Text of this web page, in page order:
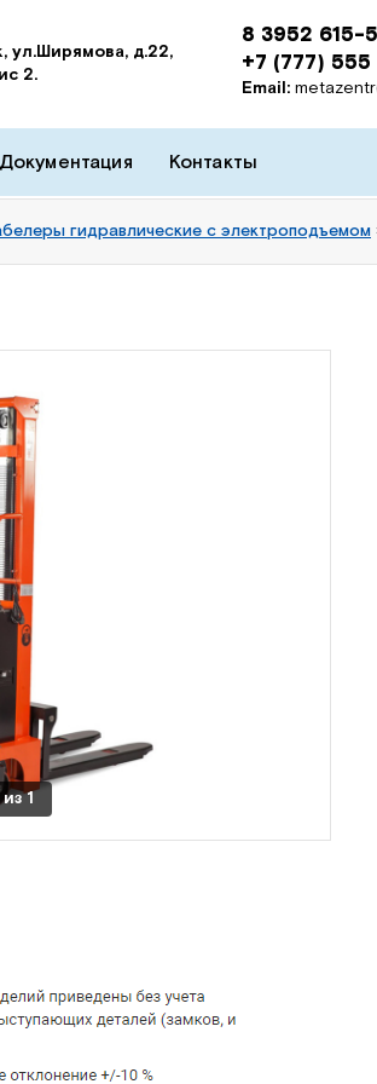
ул.Ширямова, д.22,
2.
8 3952 615-
+7 (777)
Email:
Контакты
гидравлические с электроподъемом
1